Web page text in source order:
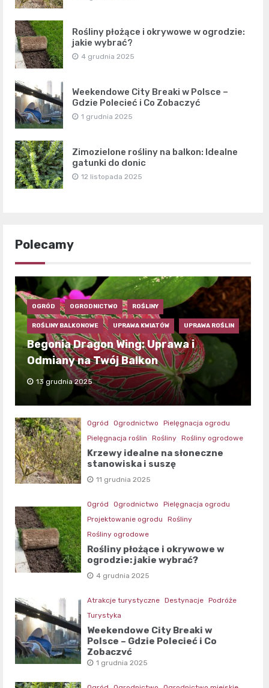
Rośliny płożące i okrywowe w ogrodzie:
jakie wybrać?
4 grudnia 2025
Weekendowe City Breaki w Polsce –
Gdzie Polecieć i Co Zobaczyć
1 grudnia 2025
Zimozielone rośliny na balkon: Idealne
gatunki do donic
12 listopada 2025
Polecamy
OGRÓD OGRODNICTWO ROŚLINY
ROŚLINY BALKONOWE UPRAWA KWIATÓW UPRAWA ROŚLIN
Begonia Dragon Wing: Uprawa i
Odmiany na Twój Balkon
13 grudnia 2025
Ogród Ogrodnictwo
Pielęgnacja ogrodu
Pielęgnacja roślin
Rośliny Rośliny ogrodowe
Krzewy idealne na słoneczne
stanowiska i suszę
11 grudnia 2025
Ogród Ogrodnictwo
Pielęgnacja ogrodu
Projektowanie ogrodu
Rośliny
Rośliny ogrodowe
Rośliny płożące i okrywowe w
ogrodzie: jakie wybrać?
4 grudnia 2025
Atrakcje turystyczne Destynacje Podróże
Turystyka
Weekendowe City Breaki w
Polsce – Gdzie Polecieć i Co
Zobaczyć
1 grudnia 2025